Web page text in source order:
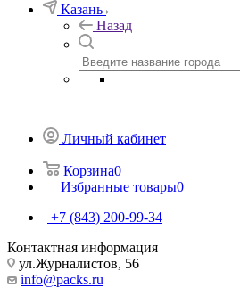
Казань
Назад
Личный кабинет
Корзина0
Избранные товары0
+7 (843) 200-99-34
Контактная информация
ул.Журналистов, 56
info@packs.ru